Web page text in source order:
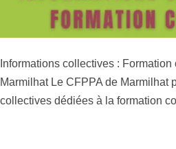
Informations collectives :
Marmilhat Le CFPPA de Marmilhat
collectives dédiées à la formation